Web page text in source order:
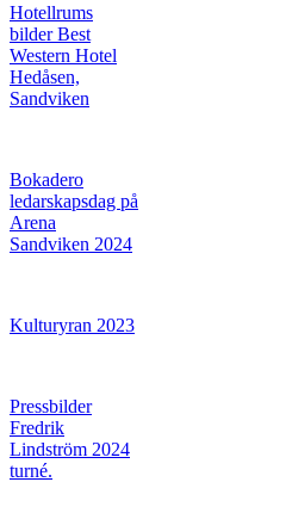
Hotellrums
bilder Best
Western Hotel
Hedåsen,
Sandviken
Bokadero
ledarskapsdag på
Arena
Sandviken 2024
Kulturyran 2023
Pressbilder
Fredrik
Lindström 2024
turné.